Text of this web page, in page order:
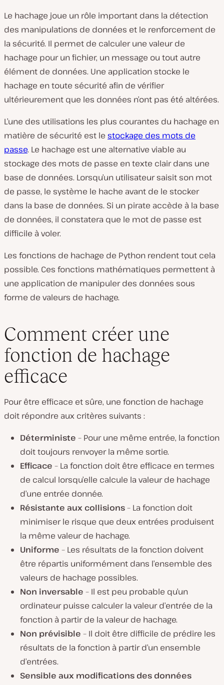
Le hachage joue un rôle important dans la détection
des manipulations de données et le renforcement de
la sécurité. Il permet de calculer une valeur de
hachage pour un fichier, un message ou tout autre
élément de données. Une application stocke le
hachage en toute sécurité afin de vérifier
ultérieurement que les données n’ont pas été altérées.
L’une des utilisations les plus courantes du hachage en
matière de sécurité est le stockage des mots de
passe. Le hachage est une alternative viable au
stockage des mots de passe en texte clair dans une
base de données. Lorsqu’un utilisateur saisit son mot
de passe, le système le hache avant de le stocker
dans la base de données. Si un pirate accède à la base
de données, il constatera que le mot de passe est
difficile à voler.
Les fonctions de hachage de Python rendent tout cela
possible. Ces fonctions mathématiques permettent à
une application de manipuler des données sous
forme de valeurs de hachage.
Comment créer une
fonction de hachage
efficace
Pour être efficace et sûre, une fonction de hachage
doit répondre aux critères suivants :
Déterministe – Pour une même entrée, la fonction
doit toujours renvoyer la même sortie.
Efficace – La fonction doit être efficace en termes
de calcul lorsqu’elle calcule la valeur de hachage
d’une entrée donnée.
Résistante aux collisions– La fonction doit
minimiser le risque que deux entrées produisent
la même valeur de hachage.
Uniforme – Les résultats de la fonction doivent
être répartis uniformément dans l’ensemble des
valeurs de hachage possibles.
Non inversable – Il est peu probable qu’un
ordinateur puisse calculer la valeur d’entrée de la
fonction à partir de la valeur de hachage.
Non prévisible – Il doit être difficile de prédire les
résultats de la fonction à partir d’un ensemble
d’entrées.
Sensible aux modifications des données